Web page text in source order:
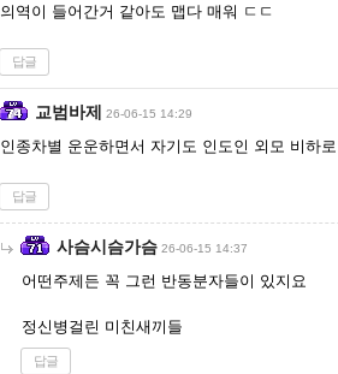
의역이 들어간거 같아도 맵다 매워 ㄷㄷ
답글
교범바제 26-06-15 14:29
인종차별 운운하면서 자기도 인도인 외모 비하
답글
사슴시슴가슴 26-06-15 14:37
어떤주제든 꼭 그런 반동분자들이 있지요
정신병걸린 미친새끼들
답글